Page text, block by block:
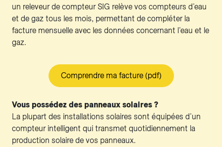
un releveur de compteur SIG relève vos compteurs d’eau
et de gaz tous les mois, permettant de compléter la
facture mensuelle avec les données concernant l’eau et le
gaz.
Comprendre ma facture (pdf)
Vous possédez des panneaux solaires ?
La plupart des installations solaires sont équipées d’un
compteur intelligent qui transmet quotidiennement la
production solaire de vos panneaux.